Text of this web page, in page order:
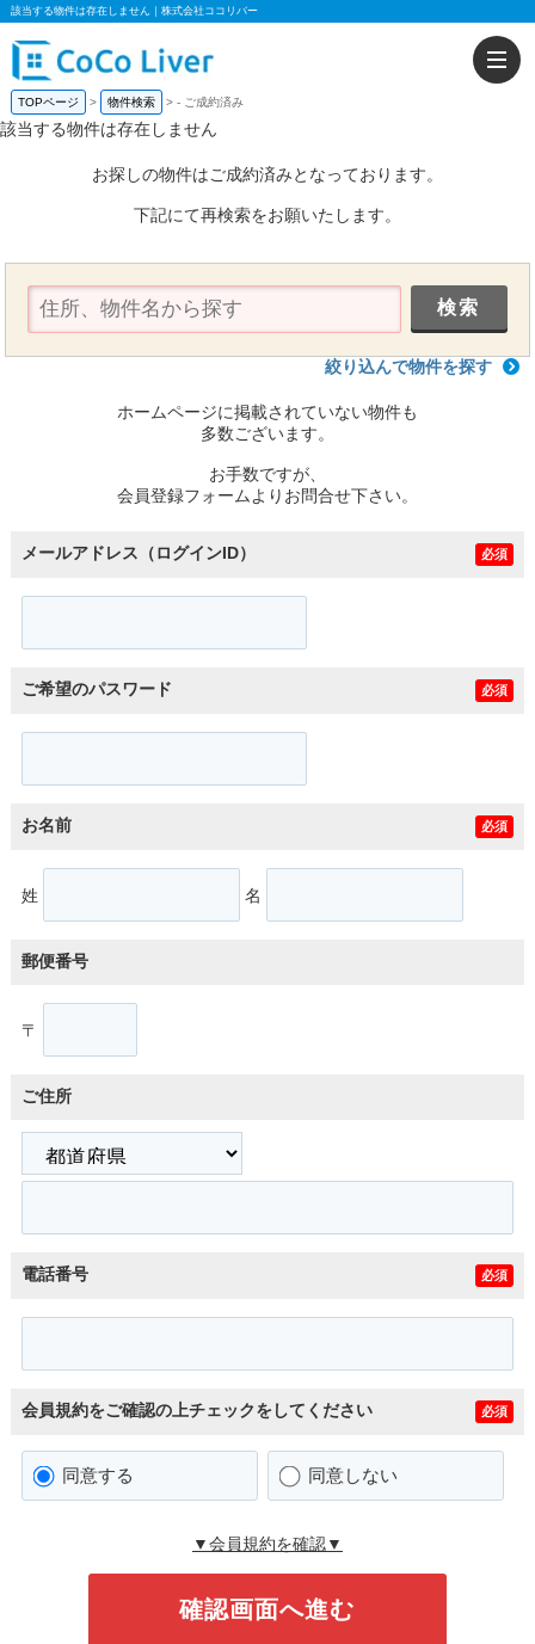
該当する物件は存在しません｜株式会社ココリバー
TOPページ 物件検索 - ご成約済み
該当する物件は存在しません
お探しの物件はご成約済みとなっております。
下記にて再検索をお願いたします。
絞り込んで物件を探す
ホームページに掲載されていない物件も
多数ございます。
お手数ですが、
会員登録フォームよりお問合せ下さい。
メールアドレス（ログインID） 必須
ご希望のパスワード 必須
お名前 必須
姓 名
郵便番号
〒
ご住所
電話番号 必須
会員規約をご確認の上チェックをしてください 必須
同意する 同意しない
▼会員規約を確認▼